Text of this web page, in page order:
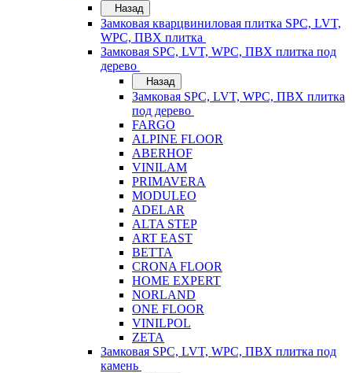
Назад
Замковая кварцвиниловая плитка SPC, LVT,
WPC, ПВХ плитка
Замковая SPC, LVT, WPC, ПВХ плитка под
дерево
Назад
Замковая SPC, LVT, WPC, ПВХ плитка
под дерево
FARGO
ALPINE FLOOR
ABERHOF
VINILAM
PRIMAVERA
MODULEO
ADELAR
ALTA STEP
ART EAST
BETTA
CRONA FLOOR
HOME EXPERT
NORLAND
ONE FLOOR
VINILPOL
ZETA
Замковая SPC, LVT, WPC, ПВХ плитка под
камень